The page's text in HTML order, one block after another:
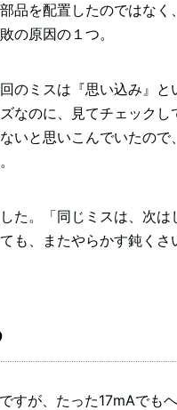
品を配置したのではなく
の原因の１つ。
のミスは『思い込み』と
なのに、見てチェックし
いと思いこんでいたので
た。「同じミスは、次は
も、またやらかす鈍くさ
すが、たった17mAでも